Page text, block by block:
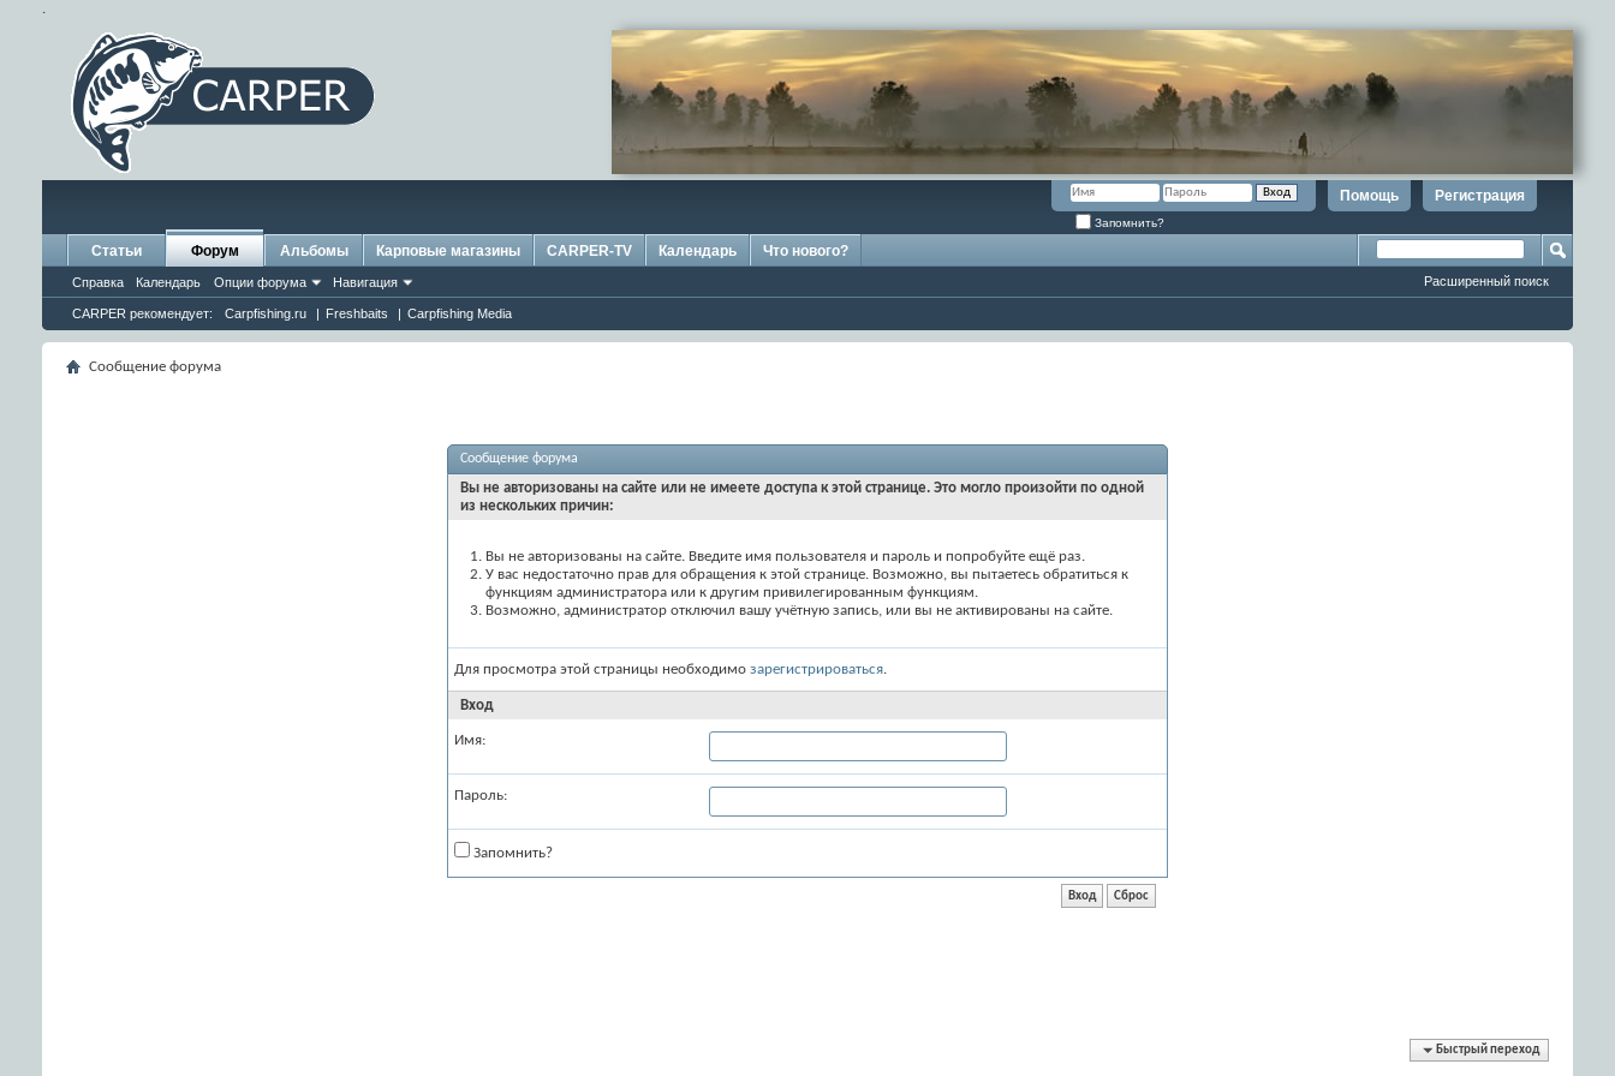
.
Регистрация
Помощь
Запомнить?
Статьи Форум
Справка Календарь Опции форума Навигация
CARPER рекомендует: Carpfishing.ru | Freshbaits | Carpfishing Media
Альбомы Карповые магазины CARPER-TV Календарь Что нового?
Расширенный поиск
Сообщение форума
Сообщение форума
Вы не авторизованы на сайте или не имеете доступа к этой странице. Это могло произойти по одной
из нескольких причин:
Вы не авторизованы на сайте. Введите имя пользователя и пароль и попробуйте ещё раз.
У вас недостаточно прав для обращения к этой странице. Возможно, вы пытаетесь обратиться к
функциям администратора или к другим привилегированным функциям.
Возможно, администратор отключил вашу учётную запись, или вы не активированы на сайте.
Для просмотра этой страницы необходимо зарегистрироваться.
Вход
Имя:
Пароль:
Запомнить?
Быстрый переход